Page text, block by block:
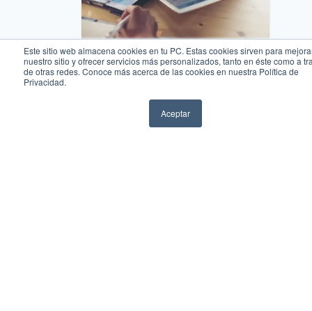
Este sitio web almacena cookies en tu PC. Estas cookies sirven para
nuestro sitio y ofrecer servicios más personalizados, tanto en éste como a
de otras redes. Conoce más acerca de las cookies en nuestra Política de
Privacidad.
Aceptar
Económico-Administrativas
Certificados